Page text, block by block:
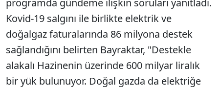
programda gündeme ilişkin soruları yanıtladı.
Kovid-19 salgını ile birlikte elektrik ve
doğalgaz faturalarında 86 milyona destek
sağlandığını belirten Bayraktar, "Destekle
alakalı Hazinenin üzerinde 600 milyar liralık
bir yük bulunuyor. Doğal gazda da elektriğe